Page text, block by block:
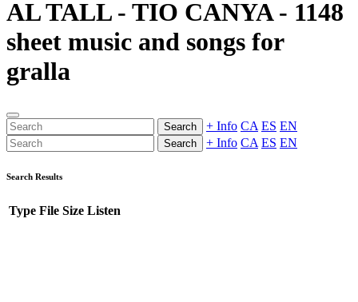
AL TALL - TIO CANYA - 1148
sheet music and songs for
gralla
Search + Info CA ES EN
Search + Info CA ES EN
Search Results
Type File Size Listen